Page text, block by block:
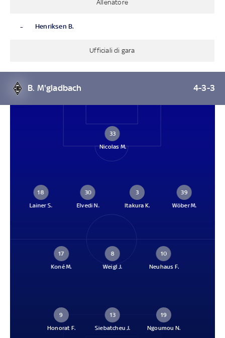
Allenatore
- Henriksen B.
Ufficiali di gara
B. M'gladbach 4-3-3
33
Nicolas M.
18
Lainer S.
30
Elvedi N.
3
Itakura K.
39
Wöber M.
17
Koné M.
8
Weigl J.
10
Neuhaus F.
9
Honorat F.
13
Siebatcheu J.
19
Ngoumou N.